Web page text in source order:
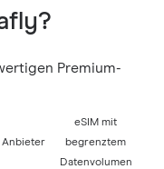
Premium-
Anbieter
eSIM mit
begrenztem
Datenvolumen